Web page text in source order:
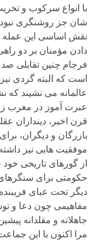
با انواع سرکوب و
شان جز روشنگری
نقش اساسی این عمله
دادن مؤمنان بر دو
فرجام چنین تقابلی
است که البته گردی
عالمانه می نشیند که
عبرت آموز در مغرب
قرن اخیر، دینداران
بازرگان و دیگران،
موفقیت هایی نیز
از گورهای تاریخی خود
حکومتی برای
دیگر تحت عبای
مفاهیمی چون دعا و
جاهلانه و مقلدانه
مرا اکنون با این